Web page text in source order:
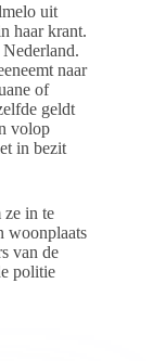
uit
haar krant.
naar
of
geldt
volop
in bezit
ze in te
woonplaats
van de
politie